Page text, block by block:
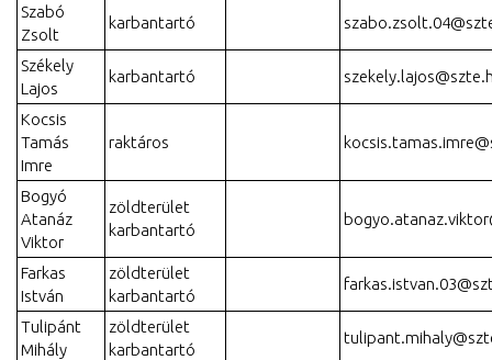
Szabó
Zsolt
karbantartó
Székely
Lajos
karbantartó
Kocsis
Tamás
Imre
raktáros
Bogyó
Atanáz
Viktor
zöldterület
karbantartó
Farkas
István
zöldterület
karbantartó
Tulipánt
Mihály
zöldterület
karbantartó